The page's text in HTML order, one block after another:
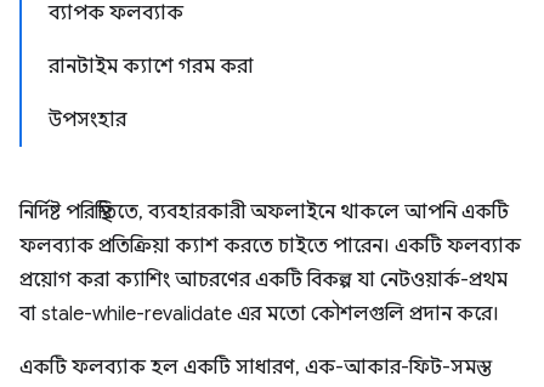
ব্যাপক ফলব্যাক
রানটাইম ক্যাশে গরম করা
উপসংহার
নির্দিষ্ট পরিস্থিতিতে, ব্যবহারকারী অফলাইনে থাকলে আপনি একটি
ফলব্যাক প্রতিক্রিয়া ক্যাশ করতে চাইতে পারেন। একটি ফলব্যাক
প্রয়োগ করা ক্যাশিং আচরণের একটি বিকল্প যা নেটওয়ার্ক-প্রথম
বা stale-while-revalidate এর মতো কৌশলগুলি প্রদান করে।
একটি ফলব্যাক হল একটি সাধারণ, এক-আকার-ফিট-সমস্ত